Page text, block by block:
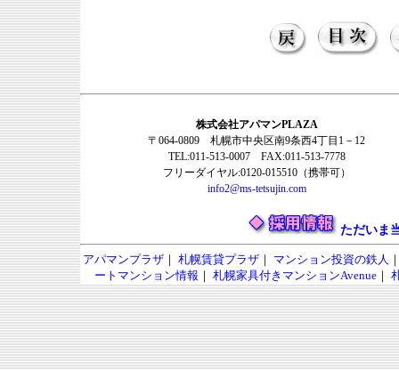
株式会社アパマンPLAZA
〒064-0809 札幌市中央区南9条西4丁目1－12
TEL:011-513-0007 FAX:011-513-7778
フリーダイヤル:0120-015510（携帯可）
info2@ms-tetsujin.com
ただいま
アパマンプラザ｜ 札幌賃貸プラザ｜ マンション投資の鉄人
ートマンション情報 ｜ 札幌家具付きマンションAvenue ｜